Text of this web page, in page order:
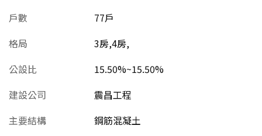
戶數
77戶
格局
3房,4房,
公設比
15.50%~15.50%
建設公司
震昌工程
主要結構
鋼筋混凝土